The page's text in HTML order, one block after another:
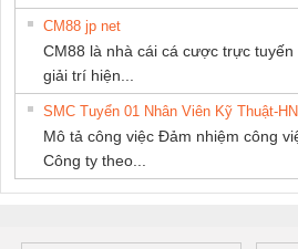
CM88 jp net
CM88 là nhà cái cá cược trực
giải trí hiện...
SMC Tuyển 01 Nhân Viên Kỹ Thuật-HN
Mô tả công việc Đảm nhiệm công
Công ty theo...